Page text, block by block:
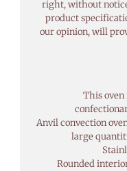
right, without
product
our opinion, will
This oven
Anvil convection
large
Rounded